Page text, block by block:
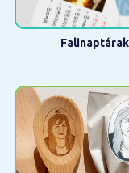
Falinaptárak